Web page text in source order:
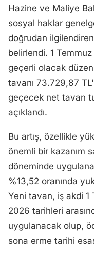
Hazine ve Maliye
sosyal haklar
doğrudan
belirlendi. 1
geçerli olacak
tavanı 73.729,87
geçecek net tavan
açıklandı.
Bu artış, özellikle
önemli bir kazanım
döneminde
%13,52 oranında
Yeni tavan, iş akdi 1
2026 tarihleri
uygulanacak olup,
sona erme tarihi